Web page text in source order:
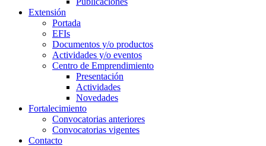
Extensión
Portada
EFIs
Documentos y/o productos
Actividades y/o eventos
Centro de Emprendimiento
Presentación
Actividades
Novedades
Fortalecimiento
Convocatorias anteriores
Convocatorias vigentes
Contacto